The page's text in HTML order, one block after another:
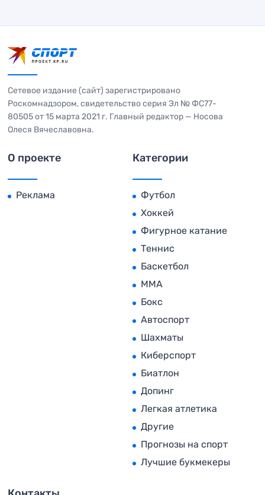
Сетевое издание (сайт) зарегистрировано
Роскомнадзором, свидетельство серия Эл № ФС77-
80505 от 15 марта 2021 г. Главный редактор — Носова
Олеся Вячеславовна.
О проекте
Реклама
Категории
Футбол
Хоккей
Фигурное катание
Теннис
Баскетбол
MMA
Бокс
Автоспорт
Шахматы
Киберспорт
Биатлон
Допинг
Легкая атлетика
Другие
Прогнозы на спорт
Лучшие букмекеры